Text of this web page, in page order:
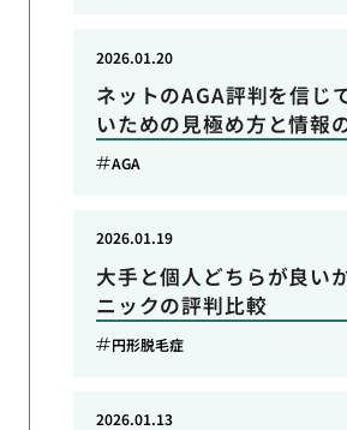
ネットのAGA評判を信じ
いための見極め方と情報
2026.01.20
AGA
大手と個人どちらが良い
ニックの評判比較
2026.01.19
円形脱毛症
2026.01.13